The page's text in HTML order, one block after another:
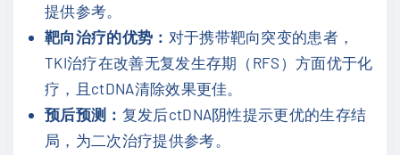
提供参考。
靶向治疗的优势： 对于携带靶向突变的患者，
TKI治疗在改善无复发生存期（RFS）方面优于化
疗，且ctDNA清除效果更佳。
预后预测： 复发后ctDNA阴性提示更优的生存结
局，为二次治疗提供参考。